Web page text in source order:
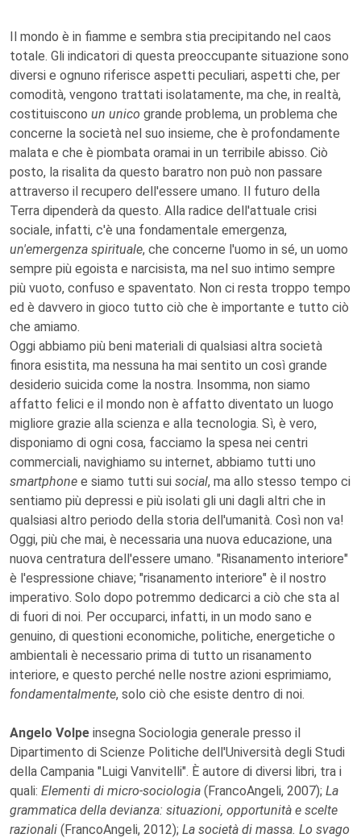
Il mondo è in fiamme e sembra stia precipitando nel caos
totale. Gli indicatori di questa preoccupante situazione sono
diversi e ognuno riferisce aspetti peculiari, aspetti che, per
comodità, vengono trattati isolatamente, ma che, in realtà,
costituiscono un unico grande problema, un problema che
concerne la società nel suo insieme, che è profondamente
malata e che è piombata oramai in un terribile abisso. Ciò
posto, la risalita da questo baratro non può non passare
attraverso il recupero dell'essere umano. Il futuro della
Terra dipenderà da questo. Alla radice dell'attuale crisi
sociale, infatti, c'è una fondamentale emergenza,
un'emergenza spirituale, che concerne l'uomo in sé, un uomo
sempre più egoista e narcisista, ma nel suo intimo sempre
più vuoto, confuso e spaventato. Non ci resta troppo tempo
ed è davvero in gioco tutto ciò che è importante e tutto ciò
che amiamo.
Oggi abbiamo più beni materiali di qualsiasi altra società
finora esistita, ma nessuna ha mai sentito un così grande
desiderio suicida come la nostra. Insomma, non siamo
affatto felici e il mondo non è affatto diventato un luogo
migliore grazie alla scienza e alla tecnologia. Sì, è vero,
disponiamo di ogni cosa, facciamo la spesa nei centri
commerciali, navighiamo su internet, abbiamo tutti uno
smartphone e siamo tutti sui social, ma allo stesso tempo ci
sentiamo più depressi e più isolati gli uni dagli altri che in
qualsiasi altro periodo della storia dell'umanità. Così non va!
Oggi, più che mai, è necessaria una nuova educazione, una
nuova centratura dell'essere umano. "Risanamento interiore"
è l'espressione chiave; "risanamento interiore" è il nostro
imperativo. Solo dopo potremmo dedicarci a ciò che sta al
di fuori di noi. Per occuparci, infatti, in un modo sano e
genuino, di questioni economiche, politiche, energetiche o
ambientali è necessario prima di tutto un risanamento
interiore, e questo perché nelle nostre azioni esprimiamo,
fondamentalmente, solo ciò che esiste dentro di noi.
Angelo Volpe insegna Sociologia generale presso il
Dipartimento di Scienze Politiche dell'Università degli Studi
della Campania "Luigi Vanvitelli". È autore di diversi libri, tra i
quali: Elementi di micro-sociologia (FrancoAngeli, 2007); La
grammatica della devianza: situazioni, opportunità e scelte
razionali (FrancoAngeli, 2012); La società di massa. Lo svago